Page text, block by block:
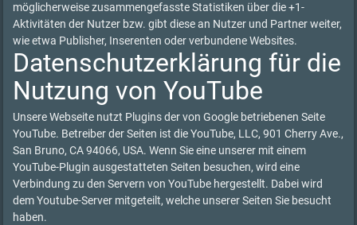
möglicherweise zusammengefasste Statistiken über die +1-
Aktivitäten der Nutzer bzw. gibt diese an Nutzer und Partner weiter,
wie etwa Publisher, Inserenten oder verbundene Websites.
Datenschutzerklärung für die
Nutzung von YouTube
Unsere Webseite nutzt Plugins der von Google betriebenen Seite
YouTube. Betreiber der Seiten ist die YouTube, LLC, 901 Cherry Ave.,
San Bruno, CA 94066, USA. Wenn Sie eine unserer mit einem
YouTube-Plugin ausgestatteten Seiten besuchen, wird eine
Verbindung zu den Servern von YouTube hergestellt. Dabei wird
dem Youtube-Server mitgeteilt, welche unserer Seiten Sie besucht
haben.